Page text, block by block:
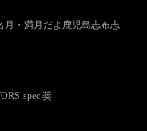
月・満月だよ鹿児島志布志
spec 奨